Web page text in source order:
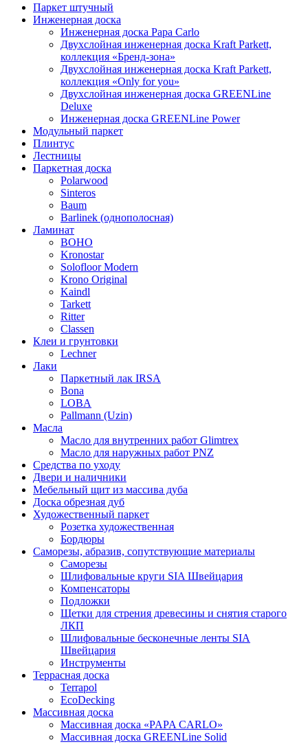
Паркет штучный
Инженерная доска
Инженерная доска Papa Carlo
Двухслойная инженерная доска Kraft Parkett,
коллекция «Бренд-зона»
Двухслойная инженерная доска Kraft Parkett,
коллекция «Only for you»
Двухслойная инженерная доска GREENLine
Deluxe
Инженерная доска GREENLine Power
Модульный паркет
Плинтус
Лестницы
Паркетная доска
Polarwood
Sinteros
Baum
Barlinek (однополосная)
Ламинат
BOHO
Kronostar
Solofloor Modern
Krono Original
Kaindl
Tarkett
Ritter
Classen
Клеи и грунтовки
Lechner
Лаки
Паркетный лак IRSA
Bona
LOBA
Pallmann (Uzin)
Масла
Масло для внутренних работ Glimtrex
Масло для наружных работ PNZ
Средства по уходу
Двери и наличники
Мебельный щит из массива дуба
Доска обрезная дуб
Художественный паркет
Розетка художественная
Бордюры
Саморезы, абразив, сопутствующие материалы
Саморезы
Шлифовальные круги SIA Швейцария
Компенсаторы
Подложки
Щетки для стрения древесины и снятия старого
ЛКП
Шлифовальные бесконечные ленты SIA
Швейцария
Инструменты
Террасная доска
Terrapol
EcoDecking
Массивная доска
Массивная доска «PAPA CARLO»
Массивная доска GREENLine Solid